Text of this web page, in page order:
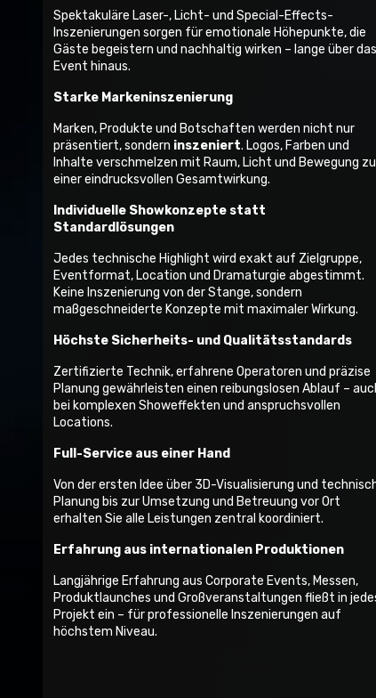
Spektakuläre Laser-, Licht- und Special-Effects-
Inszenierungen sorgen für emotionale Höhepunkte, die
Gäste begeistern und nachhaltig wirken – lange über das
Event hinaus.
Starke Markeninszenierung
Marken, Produkte und Botschaften werden nicht nur
präsentiert, sondern inszeniert. Logos, Farben und
Inhalte verschmelzen mit Raum, Licht und Bewegung zu
einer eindrucksvollen Gesamtwirkung.
Individuelle Showkonzepte statt
Standardlösungen
Jedes technische Highlight wird exakt auf Zielgruppe,
Eventformat, Location und Dramaturgie abgestimmt.
Keine Inszenierung von der Stange, sondern
maßgeschneiderte Konzepte mit maximaler Wirkung.
Höchste Sicherheits- und Qualitätsstandards
Zertifizierte Technik, erfahrene Operatoren und präzise
Planung gewährleisten einen reibungslosen Ablauf –
bei komplexen Showeffekten und anspruchsvollen
Locations.
Full-Service aus einer Hand
Von der ersten Idee über 3D-Visualisierung und
Planung bis zur Umsetzung und Betreuung vor Ort
erhalten Sie alle Leistungen zentral koordiniert.
Erfahrung aus internationalen Produktionen
Langjährige Erfahrung aus Corporate Events, Messen,
Produktlaunches und Großveranstaltungen fließt in
Projekt ein – für professionelle Inszenierungen auf
höchstem Niveau.